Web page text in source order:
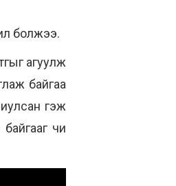
болжээ.
агуулж
байгаа
гэж
чи